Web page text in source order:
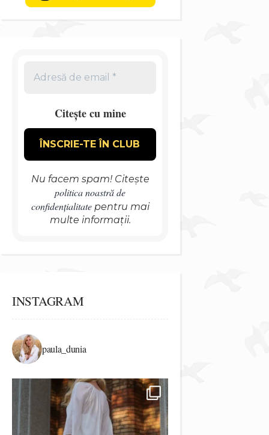
Citește cu mine
Nu facem spam! Citește
politica noastră de
confidențialitatepentru mai
multe informații.
INSTAGRAM
paula_dunia